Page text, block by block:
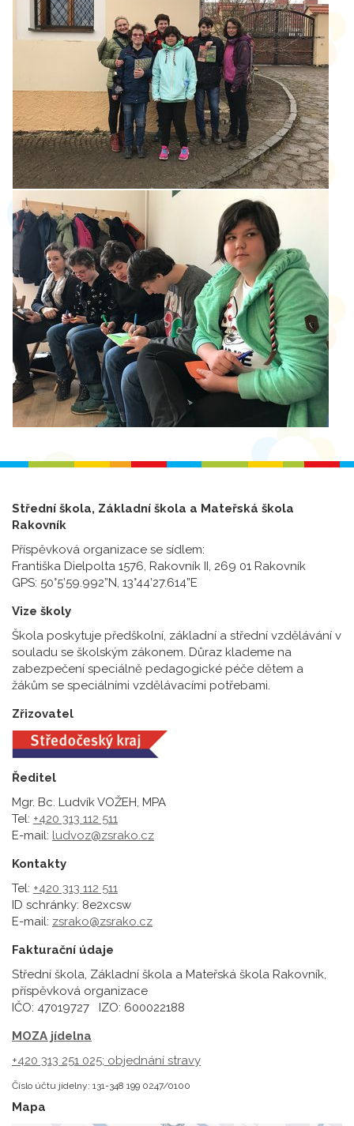
Střední škola, Základní škola a Mateřská škola
Rakovník
Příspěvková organizace se sídlem:
Františka Dielpolta 1576, Rakovník II, 269 01 Rakovník
GPS: 50°5’59.992”N, 13°44’27.614”E
Vize školy
Škola poskytuje předškolní, základní a střední vzdělávání v
souladu se školským zákonem. Důraz klademe na
zabezpečení speciálně pedagogické péče dětem a
žákům se speciálními vzdělávacími potřebami.
Zřizovatel
Ředitel
Mgr. Bc. Ludvík VOŽEH, MPA
Tel: +420 313 112 511
E-mail: ludvoz@zsrako.cz
Kontakty
Tel: +420 313 112 511
ID schránky: 8e2xcsw
E-mail: zsrako@zsrako.cz
Fakturační údaje
Střední škola, Základní škola a Mateřská škola Rakovník,
příspěvková organizace
IČO: 47019727 IZO: 600022188
MOZA jídelna
+420 313 251 025; objednání stravy
Číslo účtu jídelny: 131-348 199 0247/0100
Mapa